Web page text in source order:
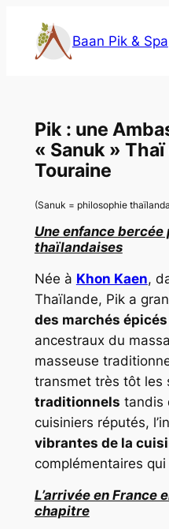
contenu
Baan Pik & Spa
Pik : une
« Sanuk »
Touraine
(Sanuk = philosophie
Une enfance
thaïlandaises
Née à Khon Kaen,
Thaïlande, Pik a
des marchés épicés
ancestraux du
masseuse
transmet très tôt les
traditionnels tandis
cuisiniers réputés,
vibrantes de la
complémentaires
L’arrivée en France
chapitre